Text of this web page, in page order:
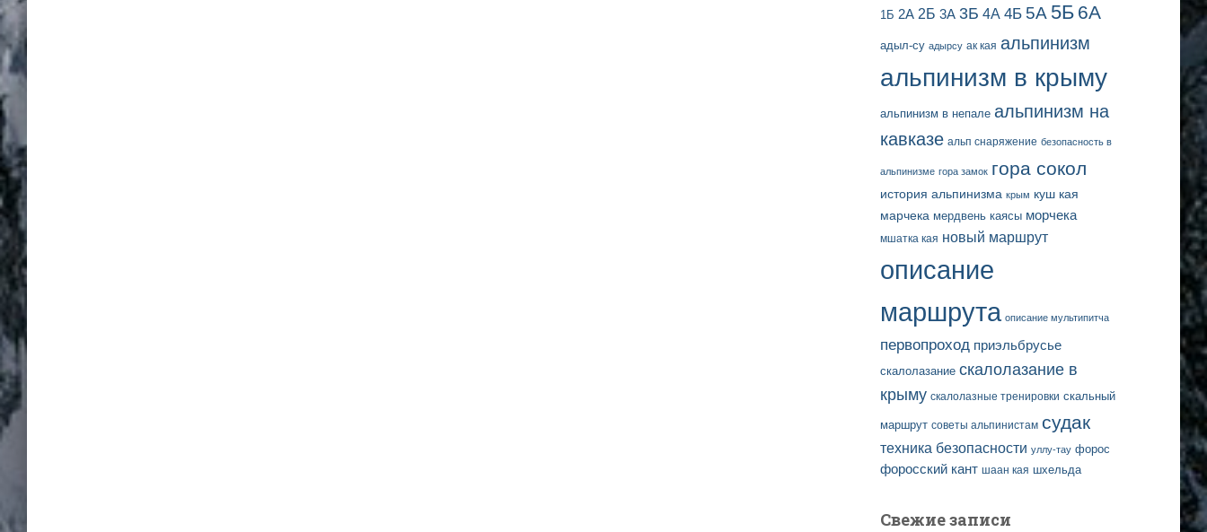
1Б 2А 2Б 3А 3Б 4А 4Б 5А 5Б 6А
адыл-су адырсу ак кая альпинизм
альпинизм в крыму
альпинизм в непале альпинизм на
кавказе альп снаряжение безопасность в
альпинизме гора замок гора сокол
история альпинизма крым куш кая
марчека мердвень каясы морчека
мшатка кая новый маршрут
описание
маршрута описание мультипитча
первопроход приэльбрусье
скалолазание скалолазание в
крыму скалолазные тренировки скальный
маршрут советы альпинистам судак
техника безопасности уллу-тау форос
форосский кант шаан кая шхельда
Свежие записи